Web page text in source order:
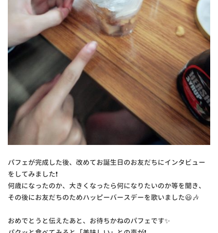
パフェが完成した後、改めてお誕生日のお友だちにインタビュー
をしてみました❗
何歳になったのか、大きくなったら何になりたいのか等を聞き、
その後にお友だちのためハッピーバースデーを歌いました😃🎶
おめでとうと伝えたあと、お待ちかねのパフェです✨